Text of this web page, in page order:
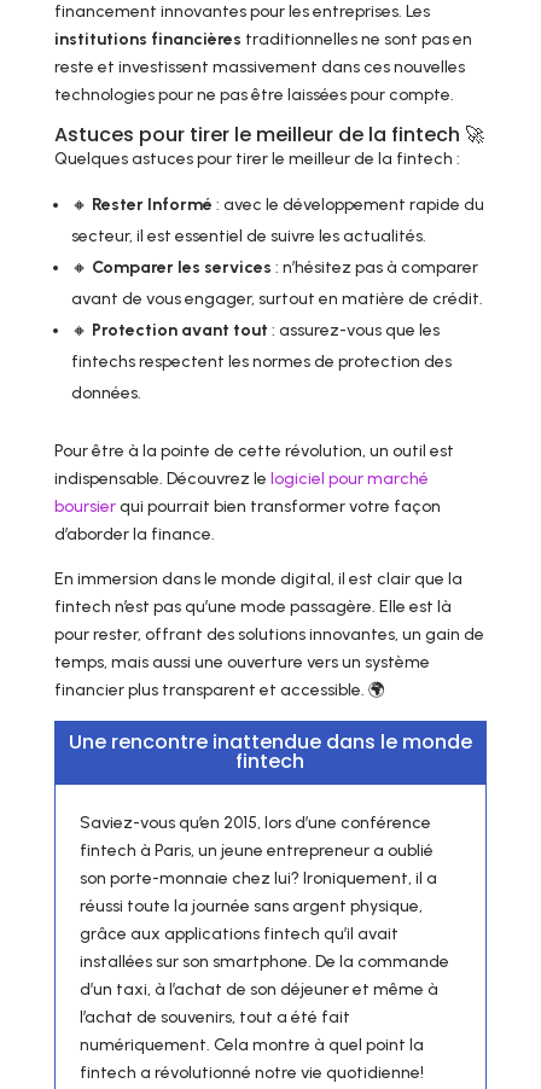
financement innovantes pour les entreprises. Les
institutions financières traditionnelles ne sont pas en
reste et investissent massivement dans ces nouvelles
technologies pour ne pas être laissées pour compte.
Astuces pour tirer le meilleur de la fintech 🚀
Quelques astuces pour tirer le meilleur de la fintech :
🔸 Rester Informé : avec le développement rapide du
secteur, il est essentiel de suivre les actualités.
🔸 Comparer les services : n’hésitez pas à comparer
avant de vous engager, surtout en matière de crédit.
🔸 Protection avant tout : assurez-vous que les
fintechs respectent les normes de protection des
données.
Pour être à la pointe de cette révolution, un outil est
indispensable. Découvrez le logiciel pour marché
boursierqui pourrait bien transformer votre façon
d’aborder la finance.
En immersion dans le monde digital, il est clair que la
fintech n’est pas qu’une mode passagère. Elle est là
pour rester, offrant des solutions innovantes, un gain de
temps, mais aussi une ouverture vers un système
financier plus transparent et accessible. 🌍
Une rencontre inattendue dans le monde
fintech
Saviez-vous qu’en 2015, lors d’une conférence
fintech à Paris, un jeune entrepreneur a oublié
son porte-monnaie chez lui? Ironiquement, il a
réussi toute la journée sans argent physique,
grâce aux applications fintech qu’il avait
installées sur son smartphone. De la commande
d’un taxi, à l’achat de son déjeuner et même à
l’achat de souvenirs, tout a été fait
numériquement. Cela montre à quel point la
fintech a révolutionné notre vie quotidienne!